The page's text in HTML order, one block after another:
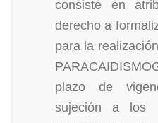
consiste en
derecho a
para la
plazo de
sujeción a los